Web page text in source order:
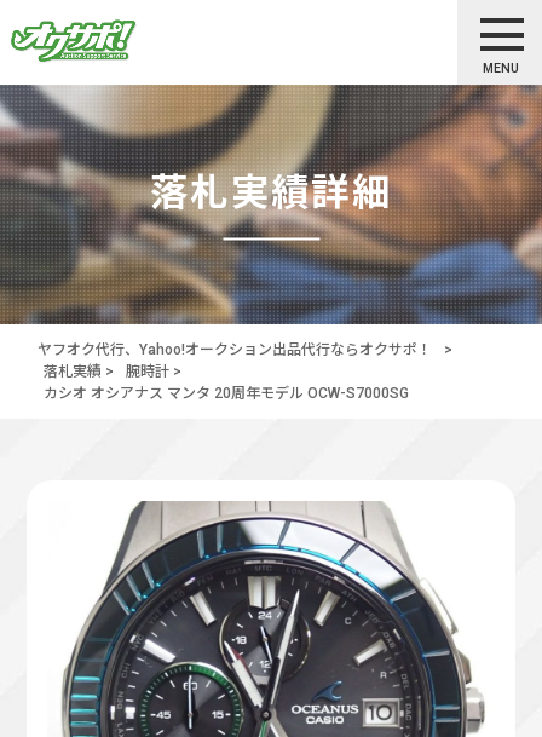
MENU
落札実績詳細
ヤフオク代行、Yahoo!オークション出品代行ならオクサポ！
>
落札実績 > 腕時計 >
カシオ オシアナス マンタ 20周年モデル OCW-S7000SG